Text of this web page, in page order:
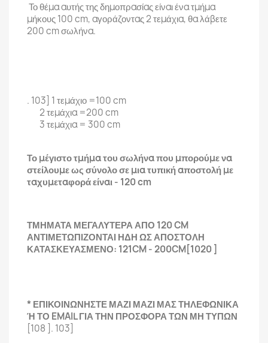
Το θέμα αυτής της δημοπρασίας είναι ένα τμήμα
μήκους 100 cm, αγοράζοντας 2 τεμάχια, θα λάβετε
200 cm σωλήνα.
. 103] 1 τεμάχιο =100 cm
2 τεμάχια =200 cm
3 τεμάχια = 300 cm
Το μέγιστο τμήμα του σωλήνα που μπορούμε να
στείλουμε ως σύνολο σε μια τυπική αποστολή με
ταχυμεταφορά είναι - 120 cm
ΤΜΗΜΑΤΑ ΜΕΓΑΛΥΤΕΡΑ ΑΠΟ 120 CM
ΑΝΤΙΜΕΤΩΠΙΖΟΝΤΑΙ ΗΔΗ ΩΣ ΑΠΟΣΤΟΛΗ
ΚΑΤΑΣΚΕΥΑΣΜΕΝΟ: 121CM - 200CM[1020 ]
* ΕΠΙΚΟΙΝΩΝΗΣΤΕ ΜΑΖΙ ΜΑΖΙ ΜΑΣ ΤΗΛΕΦΩΝΙΚΑ
Ή ΤΟ EMAIL ΓΙΑ ΤΗΝ ΠΡΟΣΦΟΡΑ ΤΩΝ ΜΗ ΤΥΠΩΝ
[108 ]. 103]